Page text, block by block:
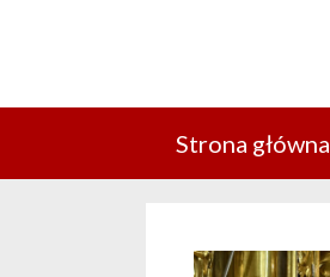
Strona główna